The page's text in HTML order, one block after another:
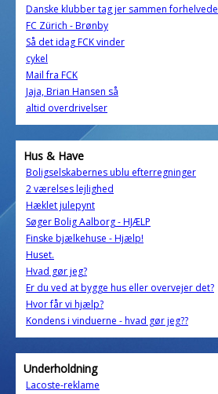
Danske klubber tag jer sammen forhelvede
FC Zürich - Brønby
Så det idag FCK vinder
cykel
Mail fra FCK
Jaja, Brian Hansen så
altid overdrivelser
Hus & Have
Boligselskabernes ublu efterregninger
2 værelses lejlighed
Hæklet julepynt
Søger Bolig Aalborg - HJÆLP
Finske bjælkehuse - Hjælp!
Huset.
Hvad gør jeg?
Er du ved at bygge hus eller overvejer det?
Hvor får vi hjælp?
Kondens i vinduerne - hvad gør jeg??
Underholdning
Lacoste-reklame